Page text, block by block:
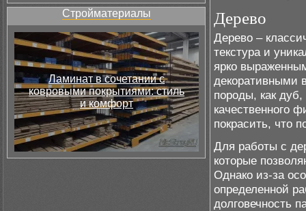
Стройматериалы
Ламинат в сочетании с
ковровыми покрытиями: стиль
и комфорт
Дерево
Дерево –
текстура и
ярко
декоративными
породы, как
качественного
покрасить, что
Для работы с
которые
Однако из-за
определенной
долговечность